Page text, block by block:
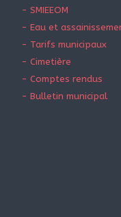
- SMIEEOM
- Eau et
- Tarifs municipaux
- Cimetière
- Comptes rendus
- Bulletin municipal